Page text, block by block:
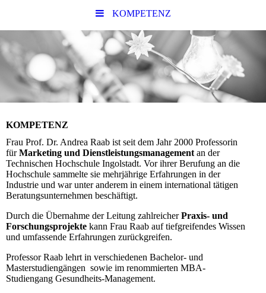
KOMPETENZ
KOMPETENZ
Frau Prof. Dr. Andrea Raab ist seit dem Jahr 2000 Professorin
fürMarketing und Dienstleistungsmanagement an der
Technischen Hochschule Ingolstadt. Vor ihrer Berufung an die
Hochschule sammelte sie mehrjährige Erfahrungen in der
Industrie und war unter anderem in einem international tätigen
Beratungsunternehmen beschäftigt.
Durch die Übernahme der Leitung zahlreicherPraxis- und
Forschungsprojekte kann Frau Raab auf tiefgreifendes Wissen
und umfassende Erfahrungen zurückgreifen.
Professor Raab lehrt in verschiedenen Bachelor- und
Masterstudiengängen sowie im renommierten MBA-
Studiengang Gesundheits-Management.